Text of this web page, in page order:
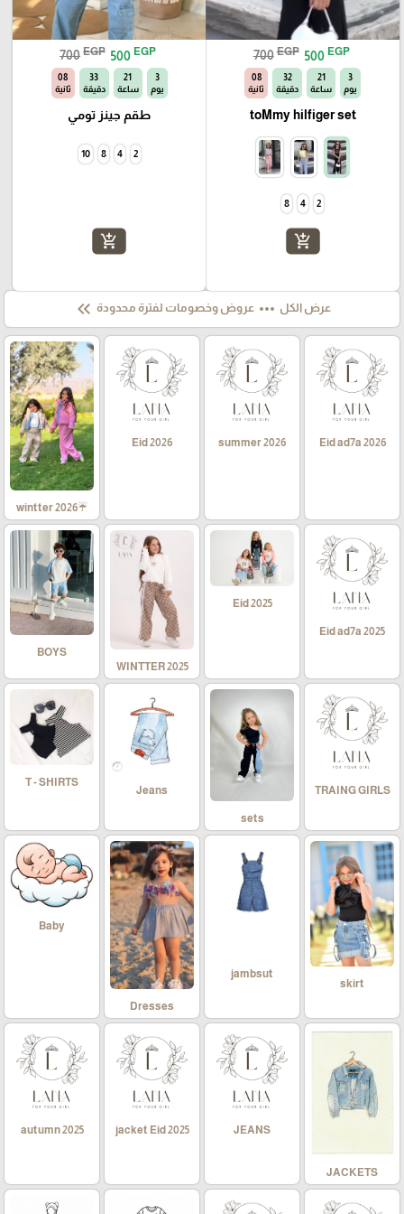
700 EGP 500 EGP
3
يوم
21
ساعة
32
دقيقة
07
ثانية
toMmy hilfiger set
2
4
8
add_shopping_cart
700 EGP 500 EGP
3
يوم
21
ساعة
33
دقيقة
07
ثانية
طقم جينز تومي
2
4
8
10
add_shopping_cart
عرض الكل more_horiz عروض وخصومات لفترة محدودة keyboard_double_arrow_left
Eid ad7a 2026
summer 2026
Eid 2026
☔wintter 2026
Eid ad7a 2025
Eid 2025
WINTTER 2025
BOYS
TRAING GIRLS
sets
Jeans
T - SHIRTS
skirt
jambsut
Dresses
Baby
JACKETS
JEANS
jacket Eid 2025
autumn 2025